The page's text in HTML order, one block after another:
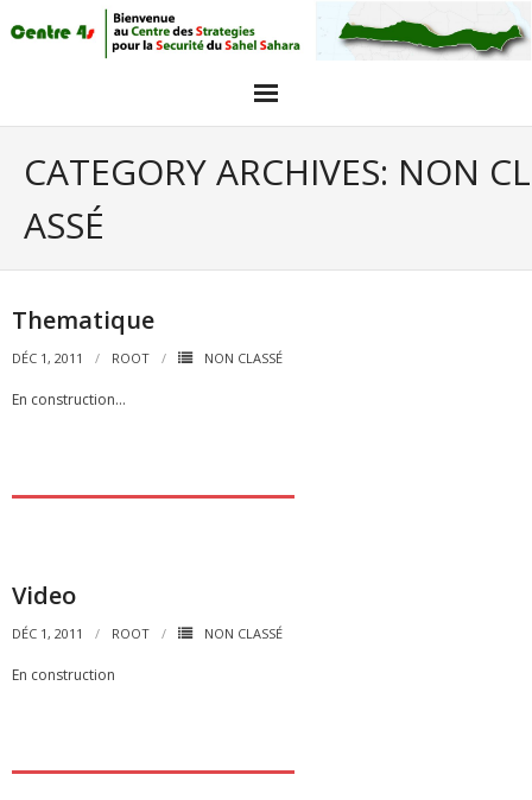
Articles
Agenda
objectifs
CATEGORY ARCHIVES: NON CL
ASSÉ
Thematique
DÉC 1, 2011 ROOT NON CLASSÉ
En construction…
Video
DÉC 1, 2011 ROOT NON CLASSÉ
En construction